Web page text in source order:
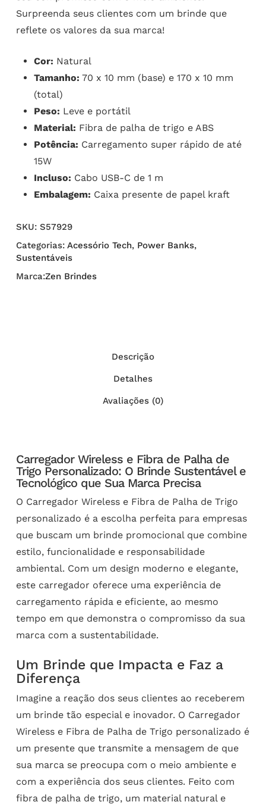
Surpreenda seus clientes com um brinde que
reflete os valores da sua marca!
Cor: Natural
Tamanho: 70 x 10 mm (base) e 170 x 10 mm
(total)
Peso: Leve e portátil
Material: Fibra de palha de trigo e ABS
Potência: Carregamento super rápido de até
15W
Incluso: Cabo USB-C de 1 m
Embalagem: Caixa presente de papel kraft
SKU: S57929
Categorias: Acessório Tech, Power Banks,
Sustentáveis
Marca:Zen Brindes
Descrição
Detalhes
Avaliações (0)
Carregador Wireless e Fibra de Palha de
Trigo Personalizado: O Brinde Sustentável e
Tecnológico que Sua Marca Precisa
O Carregador Wireless e Fibra de Palha de Trigo
personalizado é a escolha perfeita para empresas
que buscam um brinde promocional que combine
estilo, funcionalidade e responsabilidade
ambiental. Com um design moderno e elegante,
este carregador oferece uma experiência de
carregamento rápida e eficiente, ao mesmo
tempo em que demonstra o compromisso da sua
marca com a sustentabilidade.
Um Brinde que Impacta e Faz a
Diferença
Imagine a reação dos seus clientes ao receberem
um brinde tão especial e inovador. O Carregador
Wireless e Fibra de Palha de Trigo personalizado é
um presente que transmite a mensagem de que
sua marca se preocupa com o meio ambiente e
com a experiência dos seus clientes. Feito com
fibra de palha de trigo, um material natural e